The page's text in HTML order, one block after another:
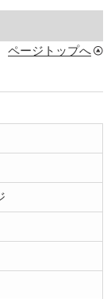
ページトップへ